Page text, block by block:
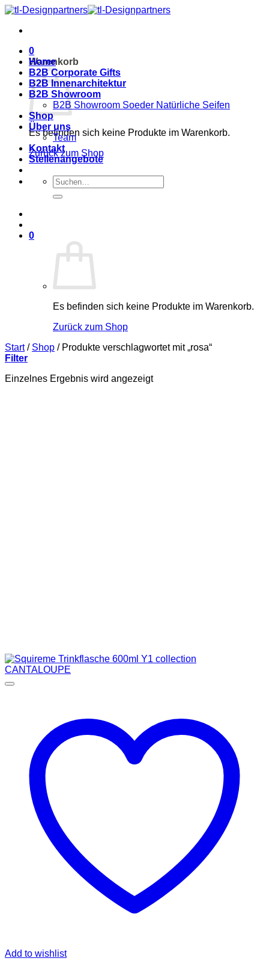
Zum
springen
0
Warenkorb
Es befinden sich keine Produkte im Warenkorb.
Zurück zum Shop
Home
B2B Corporate Gifts
B2B Innenarchitektur
B2B Showroom
B2B Showroom Soeder Natürliche Seifen
Shop
Über uns
Team
Kontakt
Stellenangebote
Suche
nach:
0
Es befinden sich keine Produkte im Warenkorb.
Zurück zum Shop
Start / Shop /Produkte verschlagwortet mit „rosa“
Filter
Einzelnes Ergebnis wird angezeigt
Add to wishlist